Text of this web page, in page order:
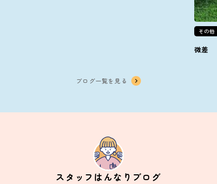
その他
微差
ブログ一覧を見る
スタッフはんなりブログ